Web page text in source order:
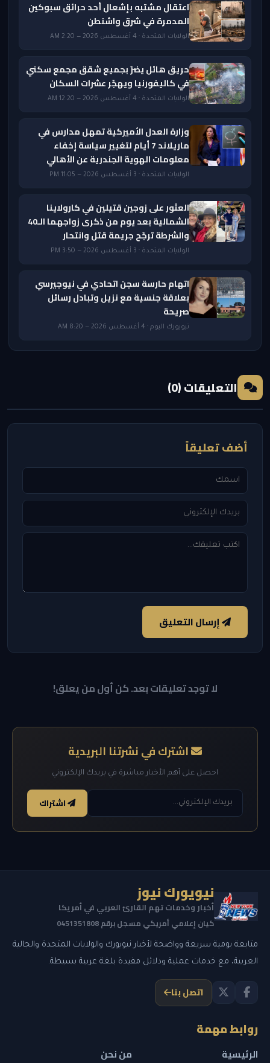
اعتقال مشتبه بإشعال أحد حرائق سبوكين
المدمرة في شرق واشنطن
الولايات المتحدة · 4 أغسطس 2026 — 2:20 AM
حريق هائل يضرّ بجميع شقق مجمع سكني
في كاليفورنيا ويهجّر عشرات السكان
الولايات المتحدة · 4 أغسطس 2026 — 12:20 AM
وزارة العدل الأميركية تمهل مدارس في
ماريلاند 7 أيام لتغيير سياسة إخفاء
معلومات الهوية الجندرية عن الأهالي
الولايات المتحدة · 3 أغسطس 2026 — 11:05 PM
العثور على زوجين قتيلين في كارولاينا
الشمالية بعد يوم من ذكرى زواجهما الـ40
والشرطة ترجّح جريمة قتل وانتحار
الولايات المتحدة · 3 أغسطس 2026 — 3:50 PM
اتهام حارسة سجن اتحادي في نيوجيرسي
بعلاقة جنسية مع نزيل وتبادل رسائل
صريحة
نيويورك اليوم · 4 أغسطس 2026 — 8:20 AM
التعليقات (0)
أضف تعليقاً
إرسال التعليق
لا توجد تعليقات بعد. كن أول من يعلق!
اشترك في نشرتنا البريدية
احصل على أهم الأخبار مباشرة في بريدك الإلكتروني
اشتراك
نيويورك نيوز
أخبار وخدمات تهم القارئ العربي في أمريكا
كيان إعلامي أمريكي مسجل برقم 0451351808
متابعة يومية سريعة وواضحة لأخبار نيويورك والولايات المتحدة والجالية
العربية، مع خدمات عملية ودلائل مفيدة بلغة عربية بسيطة.
اتصل بنا
روابط مهمة
الرئيسية من نحن